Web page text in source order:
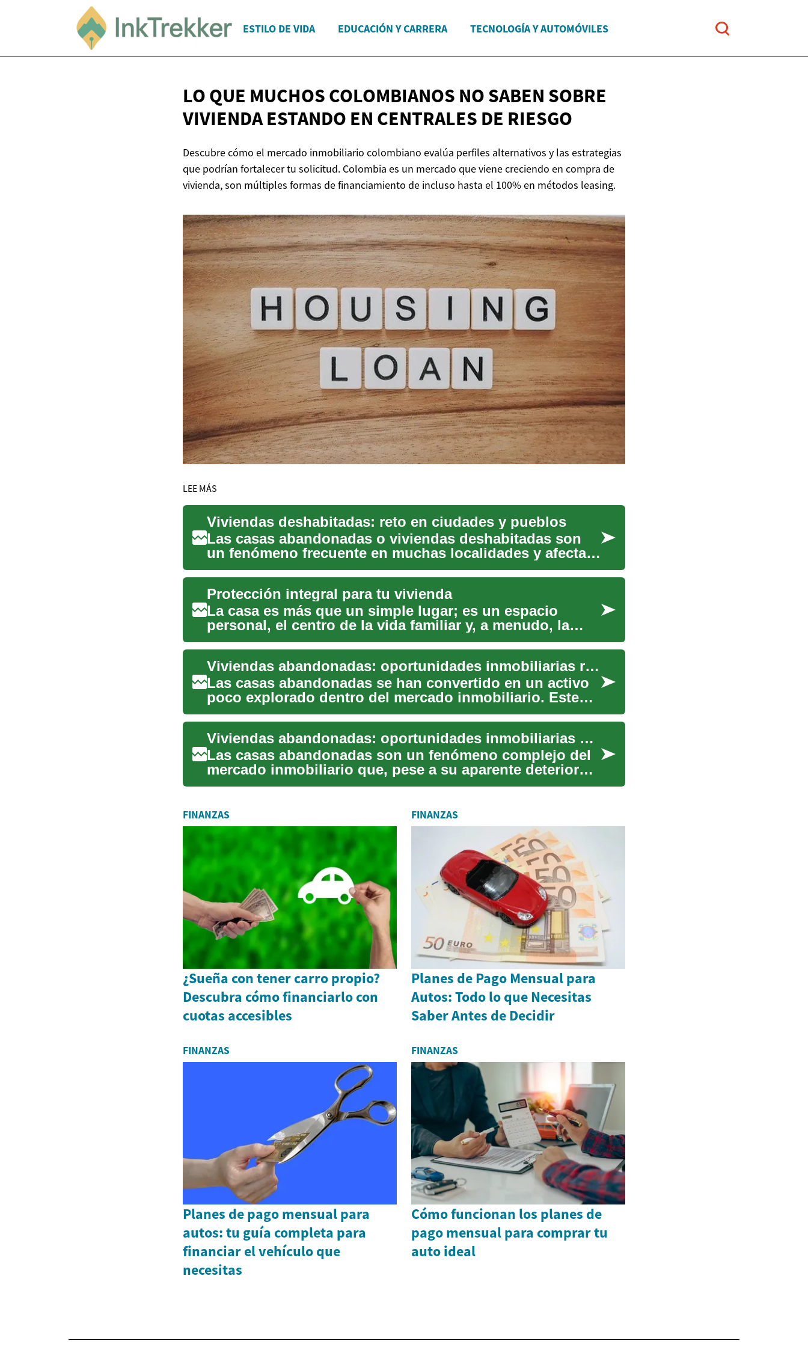
ESTILO DE VIDA EDUCACIÓN Y CARRERA TECNOLOGÍA Y AUTOMÓVILES
LO QUE MUCHOS COLOMBIANOS NO SABEN SOBRE
VIVIENDA ESTANDO EN CENTRALES DE RIESGO
Descubre cómo el mercado inmobiliario colombiano evalúa perfiles alternativos y las estrategias
que podrían fortalecer tu solicitud. Colombia es un mercado que viene creciendo en compra de
vivienda, son múltiples formas de financiamiento de incluso hasta el 100% en métodos leasing.
LEE MÁS
Viviendas deshabitadas: reto en ciudades y pueblos
Las casas abandonadas o viviendas deshabitadas son
un fenómeno frecuente en muchas localidades y afectan
al mercado i...
Protección integral para tu vivienda
La casa es más que un simple lugar; es un espacio
personal, el centro de la vida familiar y, a menudo, la
propiedad m...
Viviendas abandonadas: oportunidades inmobiliarias rentables
Las casas abandonadas se han convertido en un activo
poco explorado dentro del mercado inmobiliario. Este
artículo ex...
Viviendas abandonadas: oportunidades inmobiliarias hoy
Las casas abandonadas son un fenómeno complejo del
mercado inmobiliario que, pese a su aparente deterioro,
esconden o...
FINANZAS
¿Sueña con tener carro propio?
Descubra cómo financiarlo con
cuotas accesibles
FINANZAS
Planes de Pago Mensual para
Autos: Todo lo que Necesitas
Saber Antes de Decidir
FINANZAS
Planes de pago mensual para
autos: tu guía completa para
financiar el vehículo que
necesitas
FINANZAS
Cómo funcionan los planes de
pago mensual para comprar tu
auto ideal